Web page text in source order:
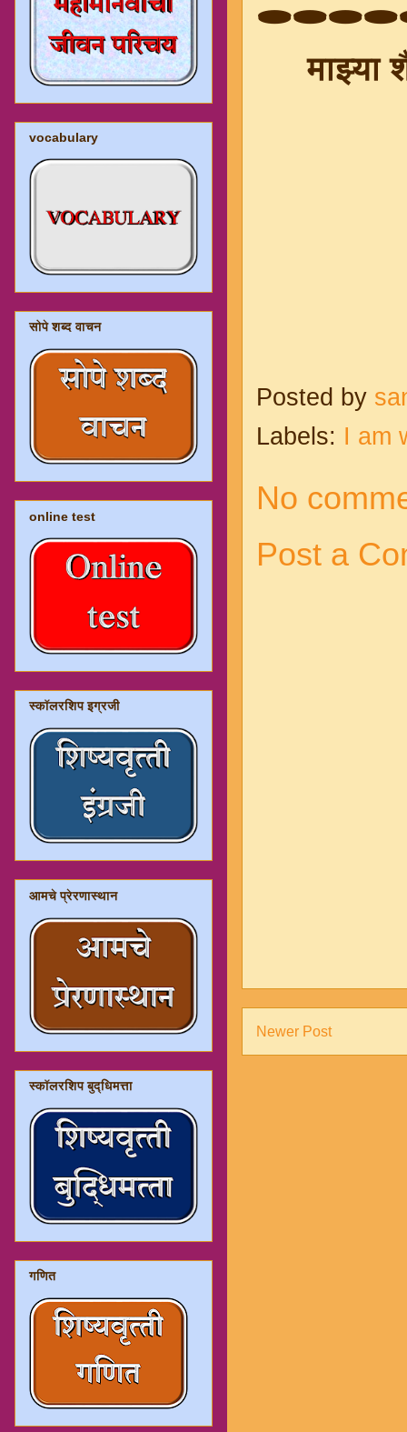
माझ्या
Posted by
Labels: I am
No
Post a
Newer Post
vocabulary
सोपे शब्द वाचन
online test
स्कॉलरशिप इग्रजी
आमचे प्रेरणास्थान
स्कॉलरशिप बुद्धिमत्ता
गणित